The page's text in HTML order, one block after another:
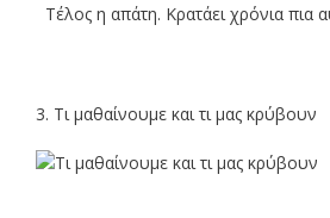
Τέλος η απάτη. Κρατάει χρόνια πια
3. Τι μαθαίνουμε και τι μας κρύβουν